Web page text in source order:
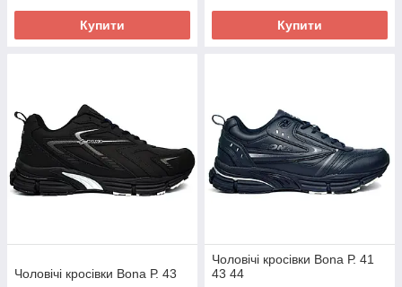
Купити Купити
Чоловічі кросівки Bona Р. 43
Чоловічі кросівки Bona Р. 41
43 44